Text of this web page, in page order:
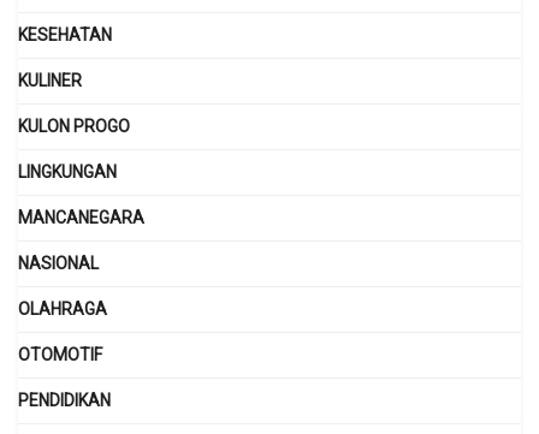
KESEHATAN
KULINER
KULON PROGO
LINGKUNGAN
MANCANEGARA
NASIONAL
OLAHRAGA
OTOMOTIF
PENDIDIKAN